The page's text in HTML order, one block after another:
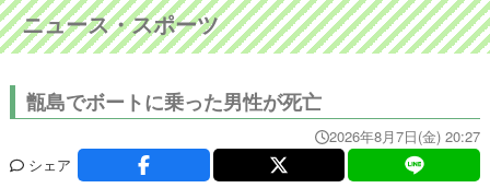
ニュース・スポーツ
甑島でボートに乗った男性が死亡
2026年8月7日(金) 20:27
シェア